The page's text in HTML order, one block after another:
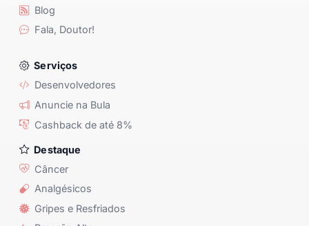
Blog
Fala, Doutor!
Serviços
Desenvolvedores
Anuncie na Bula
Cashback de até 8%
Destaque
Câncer
Analgésicos
Gripes e Resfriados